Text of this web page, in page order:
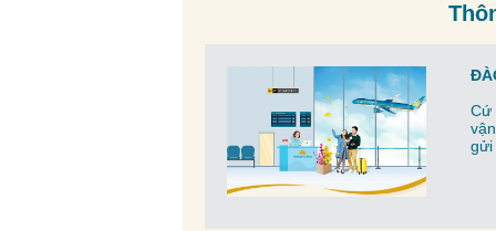
Cứ
gửi